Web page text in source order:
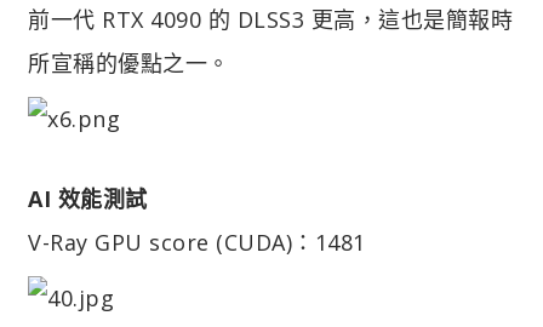
前一代 RTX 4090 的 DLSS3 更高，這也是簡報時
所宣稱的優點之一。
AI 效能測試
V-Ray GPU score (CUDA)：1481